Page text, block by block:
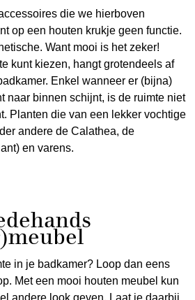
die we hierboven
op een houten krukje geen functie.
Want mooi is het zeker!
kunt kiezen, hangt grotendeels af
Enkel wanneer er (bijna)
naar binnen schijnt, is de ruimte niet
Planten die van een lekker vochtige
andere de Calathea, de
en varens.
in je badkamer? Loop dan eens
Met een mooi houten meubel kun
andere look geven. Laat je daarbij